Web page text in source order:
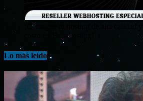
¡Consigue tu hosting de alta calidad y
costo en Banahosting!
Lo más leído